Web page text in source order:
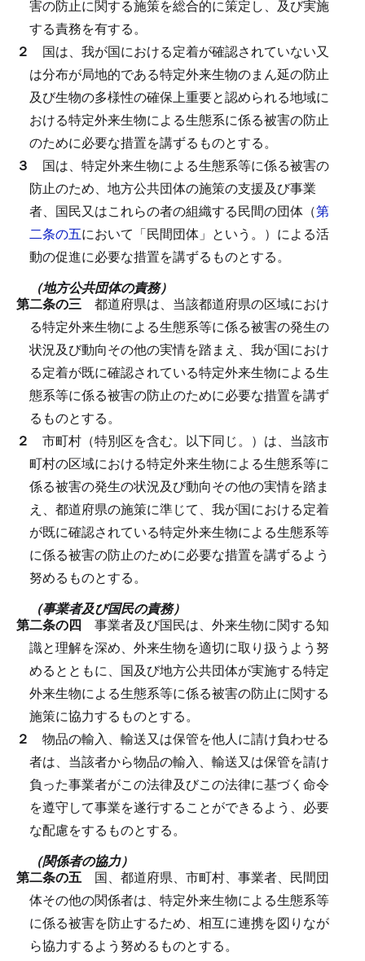
害の防止に関する施策を総合的に策定し、及び実施
する責務を有する。
２ 国は、我が国における定着が確認されていない又
は分布が局地的である特定外来生物のまん延の防止
及び生物の多様性の確保上重要と認められる地域に
おける特定外来生物による生態系に係る被害の防止
のために必要な措置を講ずるものとする。
３ 国は、特定外来生物による生態系等に係る被害の
防止のため、地方公共団体の施策の支援及び事業
者、国民又はこれらの者の組織する民間の団体（第
二条の五において「民間団体」という。）による活
動の促進に必要な措置を講ずるものとする。
（地方公共団体の責務）
第二条の三 都道府県は、当該都道府県の区域におけ
る特定外来生物による生態系等に係る被害の発生の
状況及び動向その他の実情を踏まえ、我が国におけ
る定着が既に確認されている特定外来生物による生
態系等に係る被害の防止のために必要な措置を講ず
るものとする。
２ 市町村（特別区を含む。以下同じ。）は、当該市
町村の区域における特定外来生物による生態系等に
係る被害の発生の状況及び動向その他の実情を踏ま
え、都道府県の施策に準じて、我が国における定着
が既に確認されている特定外来生物による生態系等
に係る被害の防止のために必要な措置を講ずるよう
努めるものとする。
（事業者及び国民の責務）
第二条の四 事業者及び国民は、外来生物に関する知
識と理解を深め、外来生物を適切に取り扱うよう努
めるとともに、国及び地方公共団体が実施する特定
外来生物による生態系等に係る被害の防止に関する
施策に協力するものとする。
２ 物品の輸入、輸送又は保管を他人に請け負わせる
者は、当該者から物品の輸入、輸送又は保管を請け
負った事業者がこの法律及びこの法律に基づく命令
を遵守して事業を遂行することができるよう、必要
な配慮をするものとする。
（関係者の協力）
第二条の五 国、都道府県、市町村、事業者、民間団
体その他の関係者は、特定外来生物による生態系等
に係る被害を防止するため、相互に連携を図りなが
ら協力するよう努めるものとする。